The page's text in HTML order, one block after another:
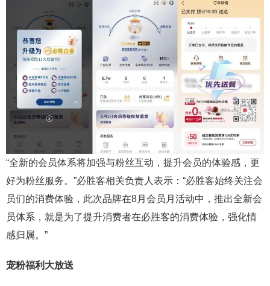
“全新的会员体系将加强与粉丝互动，提升会员的体验感，更
好为粉丝服务。”必胜客相关负责人表示：“必胜客始终关注会
员们的消费体验，此次品牌在8月会员月活动中，推出全新会
员体系，就是为了提升消费者在必胜客的消费体验，强化情
感归属。”
宠粉福利大放送